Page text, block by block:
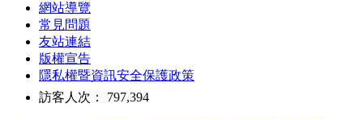
網站導覽
常見問題
友站連結
版權宣告
隱私權暨資訊安全保護政策
訪客人次： 797,394